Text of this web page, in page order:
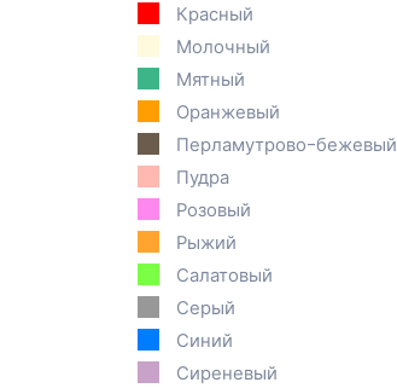
Красный
Молочный
Мятный
Оранжевый
Перламутрово-бежевый
Пудра
Розовый
Рыжий
Салатовый
Серый
Синий
Сиреневый